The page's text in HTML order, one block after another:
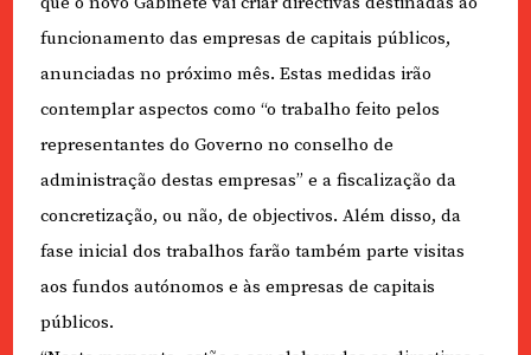
funcionamento das empresas de capitais públicos,
anunciadas no próximo mês. Estas medidas irão
contemplar aspectos como “o trabalho feito pelos
representantes do Governo no conselho de
administração destas empresas” e a fiscalização da
concretização, ou não, de objectivos. Além disso, da
fase inicial dos trabalhos farão também parte visitas
aos fundos autónomos e às empresas de capitais
públicos.